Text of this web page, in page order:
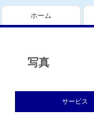
ホーム
写真
サービス